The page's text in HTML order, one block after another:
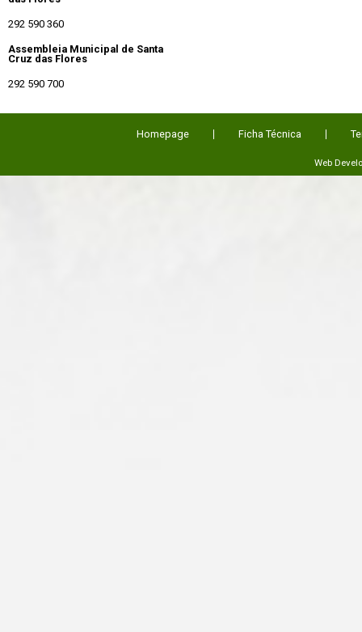
292 590 360
Assembleia Municipal de Santa
Cruz das Flores
292 590 700
Homepage Ficha Técnica
Web